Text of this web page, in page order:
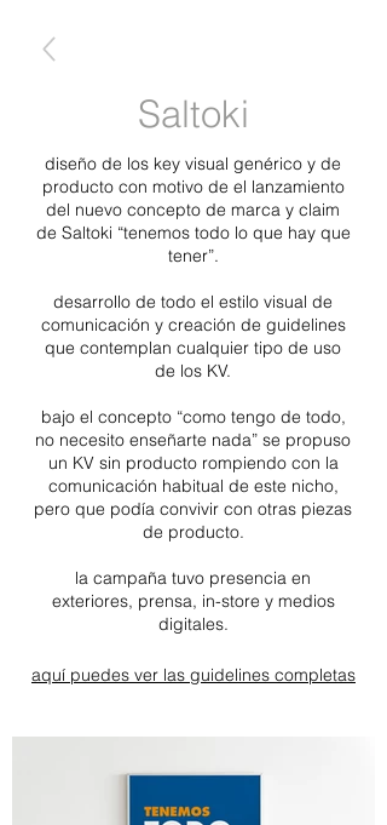
Saltoki
diseño de los key visual genérico y de
producto con motivo de el lanzamiento
del nuevo concepto de marca y claim
de Saltoki “tenemos todo lo que hay que
tener”.
desarrollo de todo el estilo visual de
comunicación y creación de guidelines
que contemplan cualquier tipo de uso
de los KV.
bajo el concepto “como tengo de todo,
no necesito enseñarte nada” se propuso
un KV sin producto rompiendo con la
comunicación habitual de este nicho,
pero que podía convivir con otras piezas
de producto.
la campaña tuvo presencia en
exteriores, prensa, in-store y medios
digitales.
aquí puedes ver las guidelines completas